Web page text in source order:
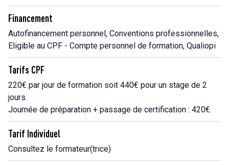
Financement
Autofinancement personnel, Conventions professionnelles,
Eligible au CPF - Compte personnel de formation, Qualiopi
Tarifs CPF
220€ par jour de formation soit 440€ pour un stage de 2
jours.
Journée de préparation + passage de certification : 420€.
Tarif Individuel
Consultez le formateur(trice)